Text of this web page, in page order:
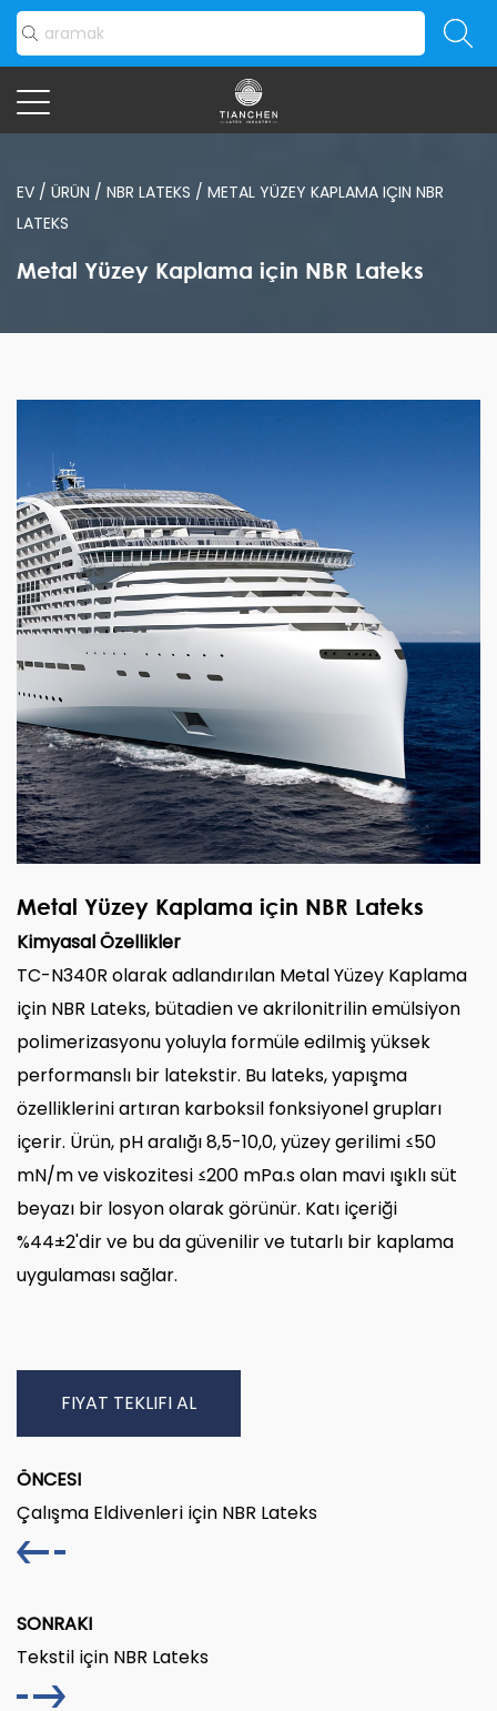
EV / ÜRÜN / NBR LATEKS / METAL YÜZEY KAPLAMA IÇIN NBR
LATEKS
Metal Yüzey Kaplama için NBR Lateks
Metal Yüzey Kaplama için NBR Lateks
Kimyasal Özellikler
TC-N340R olarak adlandırılan Metal Yüzey Kaplama
için NBR Lateks, bütadien ve akrilonitrilin emülsiyon
polimerizasyonu yoluyla formüle edilmiş yüksek
performanslı bir latekstir. Bu lateks, yapışma
özelliklerini artıran karboksil fonksiyonel grupları
içerir. Ürün, pH aralığı 8,5-10,0, yüzey gerilimi ≤50
mN/m ve viskozitesi ≤200 mPa.s olan mavi ışıklı süt
beyazı bir losyon olarak görünür. Katı içeriği
%44±2'dir ve bu da güvenilir ve tutarlı bir kaplama
uygulaması sağlar.
FIYAT TEKLIFI AL
ÖNCESI
Çalışma Eldivenleri için NBR Lateks
SONRAKI
Tekstil için NBR Lateks